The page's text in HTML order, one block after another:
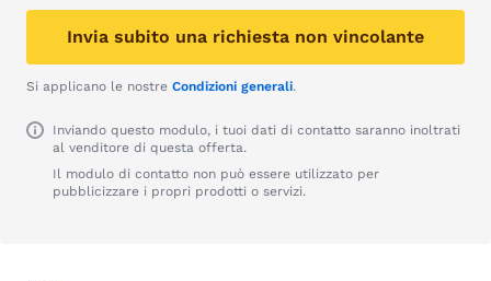
Invia subito una richiesta non vincolante
Si applicano le nostre Condizioni generali.
Inviando questo modulo, i tuoi dati di contatto saranno inoltrati
al venditore di questa offerta.
Il modulo di contatto non può essere utilizzato per
pubblicizzare i propri prodotti o servizi.